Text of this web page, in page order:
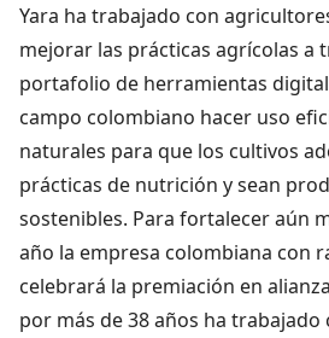
Yara ha trabajado con
mejorar las prácticas agrícolas a
portafolio de herramientas
campo colombiano hacer uso
naturales para que los cultivos
prácticas de nutrición y sean
sostenibles. Para fortalecer aún
año la empresa colombiana con
celebrará la premiación en
por más de 38 años ha